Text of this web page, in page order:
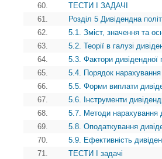
60.
ТЕСТИ І ЗАДАЧІ
61.
Розділ 5 Дивідендна
62.
5.1. Зміст, значення та
63.
5.2. Теорії в галузі
64.
5.3. Фактори дивідендної
65.
5.4. Порядок нарахування
66.
5.5. Форми виплати
67.
5.6. Інструменти
68.
5.7. Методи нарахування
69.
5.8. Оподаткування
70.
5.9. Ефективність
71.
ТЕСТИ І задачі